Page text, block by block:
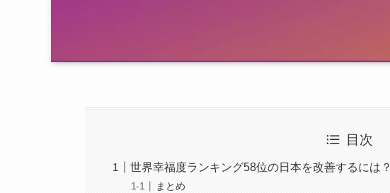
目次
世界幸福度ランキング58位の日本を改善するには？
まとめ